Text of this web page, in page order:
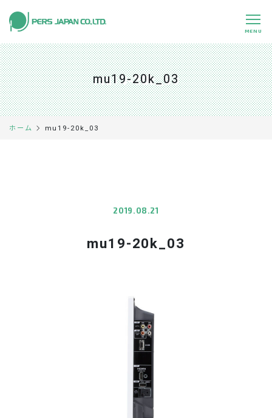
MENU
私たちの特長 About Us
事業内容 Business
0120-891-224 平日 9:00～17:45
mu19-20k_03
ホーム mu19-20k_03
2019.08.21
mu19-20k_03